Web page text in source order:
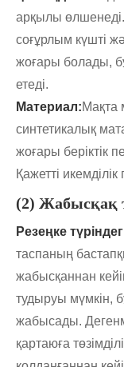
арқылы
соғұрлым күшті
жоғары болады,
етеді.
Материал:Мақта
синтетикалық
жоғары беріктік
Қажетті
(2) Жабысқақ
Резеңке
таспаның
жабысқаннан
тудыруы мүмкін,
жабысады.
қартаюға